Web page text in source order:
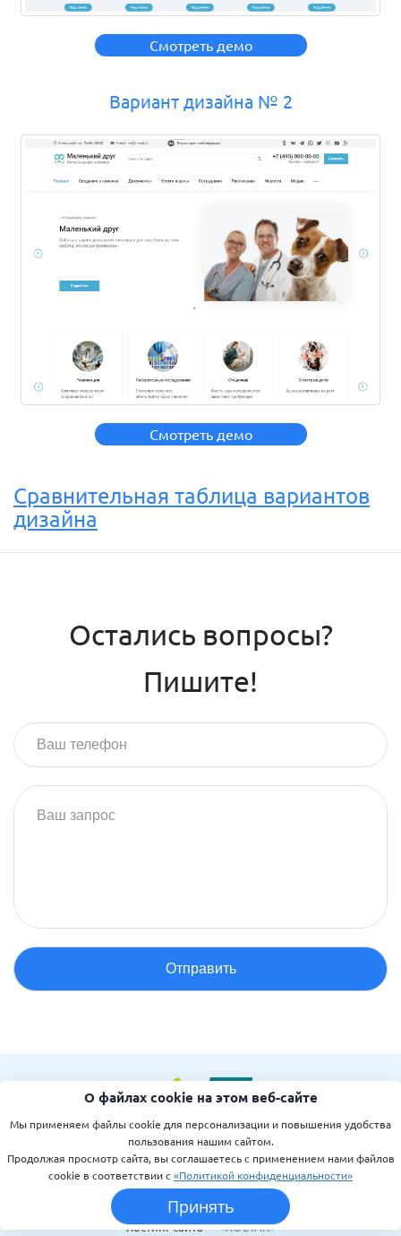
О файлах cookie на этом веб-сайте
Мы применяем файлы cookie для персонализации и повышения удобства
пользования нашим сайтом.
Продолжая просмотр сайта, вы соглашаетесь с применением нами файлов
cookie в соответствии с «Политикой конфиденциальности»
Принять
Смотреть демо
Вариант дизайна № 2
Смотреть демо
Сравнительная таблица вариантов
дизайна
Остались вопросы?
Пишите!
©1999-2026
Интернет-агентство«МИБОК»
Лицензионное соглашение
Политика конфиденциальности
Работает на
«1С-Битрикс: Управление сайтом»
Хостинг сайта —«ХОСТАК»